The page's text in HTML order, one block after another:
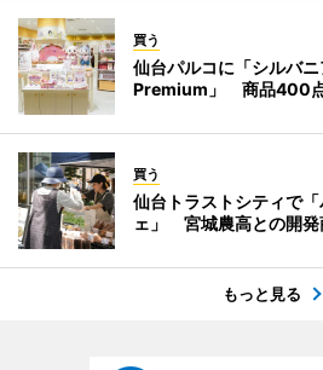
買う
仙台パルコに「シルバ
Premium」 商品400点
買う
仙台トラストシティで
ェ」 宮城農高との開発
もっと見る